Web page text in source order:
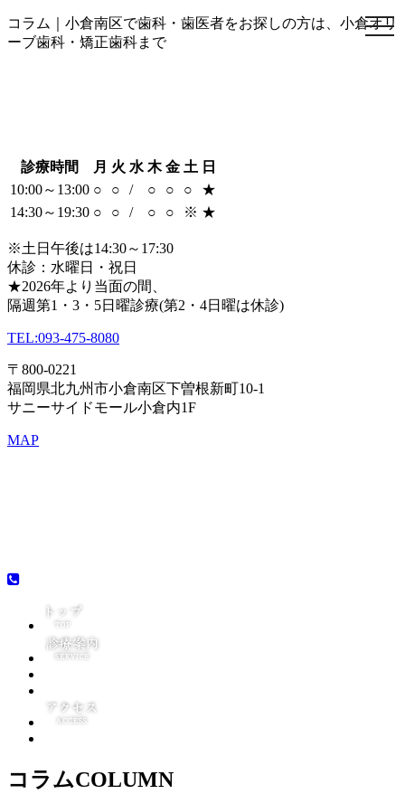
コラム｜小倉南区で歯科・歯医者をお探しの方は、小倉オリ
ーブ歯科・矯正歯科まで
診療時間 月 火 水 木 金 土 日
10:00～13:00 ○ ○ / ○ ○ ○
★
14:30～19:30 ○ ○ / ○ ○ ※ ★
※土日午後は14:30～17:30
休診：水曜日・祝日
★2026年より当面の間、
隔週第1・3・5日曜診療(第2・4日曜は休診)
TEL:093-475-8080
〒800-0221
福岡県北九州市小倉南区下曽根新町10-1
サニーサイドモール小倉内1F
MAP
コラムCOLUMN